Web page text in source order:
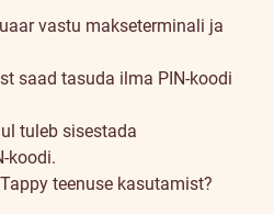
vastu makseterminali ja
saad tasuda ilma PIN-koodi
tuleb sisestada
koodi.
teenuse kasutamist?